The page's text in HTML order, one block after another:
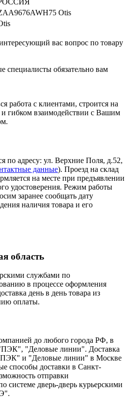
Otis
вас вопрос по товару
обязательно вам
работа с клиентами, строится на
гибком взаимодействии с Вашим
по адресу: ул. Верхние Поля, д.52,
данные). Проезд на склад
на месте при предъявлении
удостоверения. Режим работы
заранее сообщать дату
наличия товара и его
область
службами по
в процессе оформления
день в день товара из
оплаты.
до любого города РФ, в
"Деловые линии". Доставка
и "Деловые линии" в Москве
способы доставки в Санкт-
отправки
системе дверь-дверь курьерскими